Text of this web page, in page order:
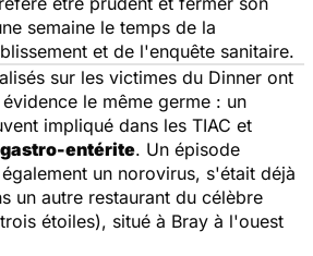
semaine le temps de la
et de l'enquête sanitaire.
sur les victimes du Dinner ont
le même germe : un
impliqué dans les TIAC et
entérite. Un épisode
un norovirus, s'était déjà
un autre restaurant du célèbre
étoiles), situé à Bray à l'ouest